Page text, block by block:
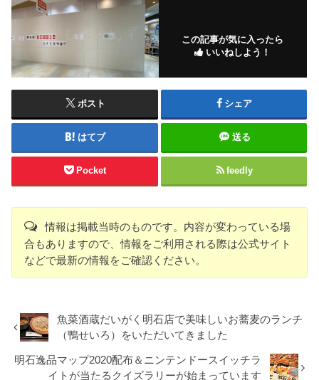
この記事が気に入ったら
いいねしよう！
ポスト シェア
はてブ 送る
Pocket feedly
情報は掲載当時のものです。内容が変わっている場
合もありますので、情報をご利用される際は公式サイト
などで最新の情報をご確認ください。
魚菜酒蔵だいがく明石店で美味しいお蕎麦のランチ
（鴨せいろ）をいただいてきました
明石逸品マップ2020配布＆ニンテンドースイッチラ
イトが当たるクイズラリーが始まっています